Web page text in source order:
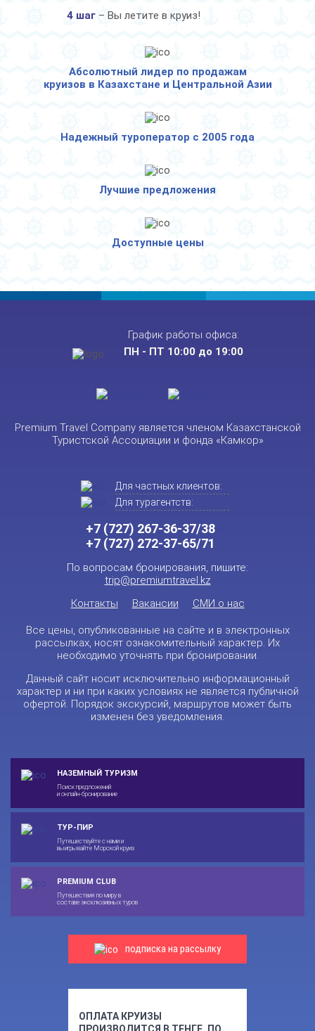
4 шаг – Вы летите в круиз!
Абсолютный лидер по продажам
круизов в Казахстане и Центральной Азии
Надежный туроператор с 2005 года
Лучшие предложения
Доступные цены
График работы офиса:
ПН - ПТ 10:00 до 19:00
Premium Travel Company является членом Казахстанской
Туристской Ассоциации и фонда «Камкор»
Для частных клиентов:
Для турагентств:
+7 (727) 267-36-37/38
+7 (727) 272-37-65/71
По вопросам бронирования, пишите:
trip@premiumtravel.kz
Контакты
Вакансии СМИ о нас
Все цены, опубликованные на сайте и в электронных
рассылках, носят ознакомительный характер. Их
необходимо уточнять при бронировании.
Данный сайт носит исключительно информационный
характер и ни при каких условиях не является публичной
офертой. Порядок экскурсий, маршрутов может быть
изменен без уведомления.
НАЗЕМНЫЙ ТУРИЗМ
Поиск предложений
и онлайн-бронирование
ТУР-ПИР
Путешествуйте с нами и
выигрывайте Морской круиз
PREMIUM CLUB
Путешествия по миру в
составе эксклюзивных туров
подписка на рассылку
ОПЛАТА КРУИЗЫ